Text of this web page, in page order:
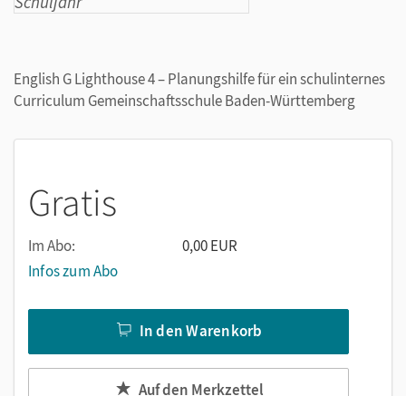
English G Lighthouse 4 – Planungshilfe für ein schulinternes
Curriculum Gemeinschaftsschule Baden-Württemberg
Gratis
Im Abo:
0,00 EUR
Infos zum Abo
In den Warenkorb
Auf den Merkzettel